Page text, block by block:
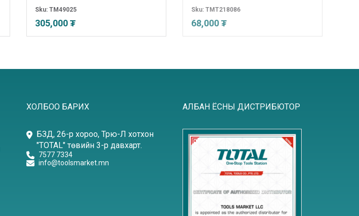
Sku: TM49025
305,000 ₮
Sku: TMT218086
68,000 ₮
ХОЛБОО БАРИХ
БЗД, 26-р хороо, Трю-Л хотхон
"TOTAL" төвийн 3-р давхарт.
7577 7334
info@toolsmarket.mn
АЛБАН ЁСНЫ ДИСТРИБЮТОР